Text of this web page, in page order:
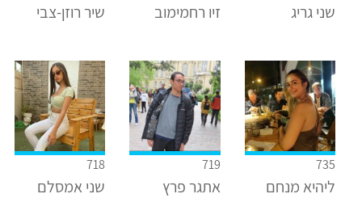
שני גריג זיו רחמימוב שיר רוזן-צבי
735
ליהיא מנחם
719
אתגר פרץ
718
שני אמסלם